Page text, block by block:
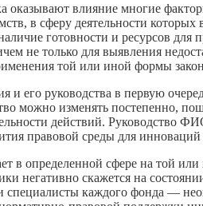
оказывают влияние многие
в сферу деятельности
готовности и ресурсов для
не только для выявления
той или иной формы
и его руководства в первую
можно изменять постепенно,
действий. Руководство
правовой среды для инноваций
в определенной сфере на той
негативно скажется на
специалисты каждого фонда —